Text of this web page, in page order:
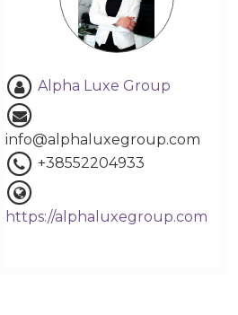
Alpha Luxe Group
info@alphaluxegroup.com
+38552204933
https://alphaluxegroup.com